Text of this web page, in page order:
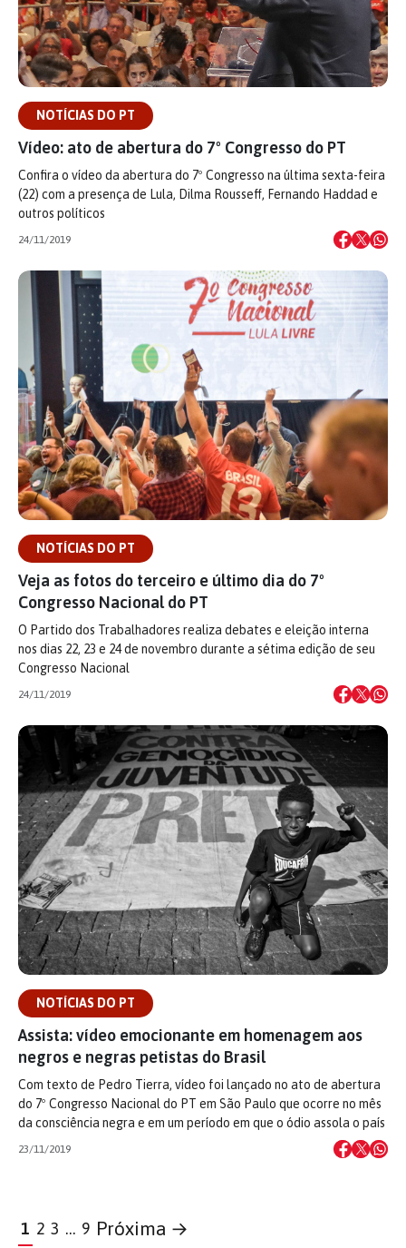
NOTÍCIAS DO PT
Vídeo: ato de abertura do 7º Congresso do PT
Confira o vídeo da abertura do 7º Congresso na última sexta-feira
(22) com a presença de Lula, Dilma Rousseff, Fernando Haddad e
outros políticos
24/11/2019
NOTÍCIAS DO PT
Veja as fotos do terceiro e último dia do 7º
Congresso Nacional do PT
O Partido dos Trabalhadores realiza debates e eleição interna
nos dias 22, 23 e 24 de novembro durante a sétima edição de seu
Congresso Nacional
24/11/2019
NOTÍCIAS DO PT
Assista: vídeo emocionante em homenagem aos
negros e negras petistas do Brasil
Com texto de Pedro Tierra, vídeo foi lançado no ato de abertura
do 7º Congresso Nacional do PT em São Paulo que ocorre no mês
da consciência negra e em um período em que o ódio assola o país
23/11/2019
1 2 3 … 9 Próxima →